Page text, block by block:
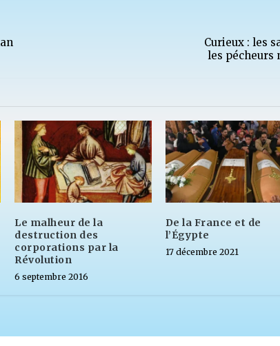
Curieux : les
les pécheurs
Le malheur de la
destruction des
corporations par la
Révolution
6 septembre 2016
De la France et de
l’Égypte
17 décembre 2021